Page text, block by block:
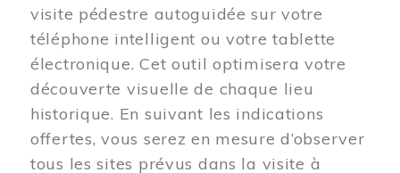
visite pédestre autoguidée sur votre
téléphone intelligent ou votre tablette
électronique. Cet outil optimisera votre
découverte visuelle de chaque lieu
historique. En suivant les indications
offertes, vous serez en mesure d’observer
tous les sites prévus dans la visite à